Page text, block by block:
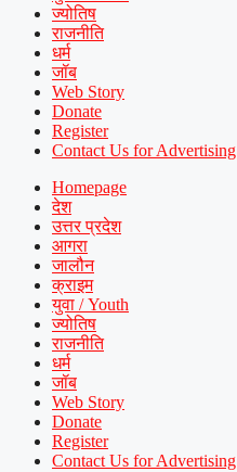
ज्योतिष
राजनीति
धर्म
जॉब
Web Story
Donate
Register
Contact Us for Advertising
Homepage
देश
उत्तर प्रदेश
आगरा
जालौन
क्राइम
युवा / Youth
ज्योतिष
राजनीति
धर्म
जॉब
Web Story
Donate
Register
Contact Us for Advertising